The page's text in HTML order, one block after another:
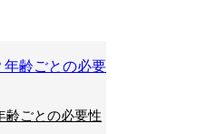
年齢ごとの必要
齢ごとの必要性